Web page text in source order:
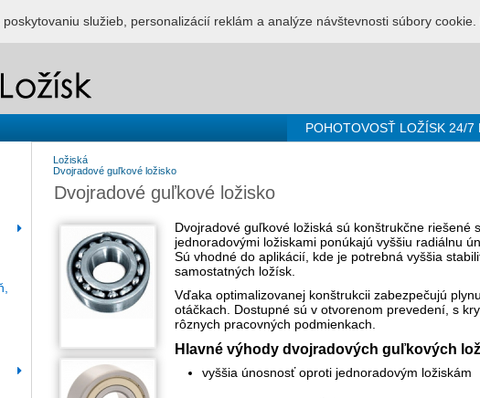
ÚVOD NONSTOP SLUŽBA PRE LOŽISKÁ - 0905 760 392
POHOTOVOSŤ LOŽÍSK 24/
Ložiská
Dvojradové guľkové ložisko
Dvojradové guľkové ložisko
Dvojradové guľkové ložiská sú konštrukčne
jednoradovými ložiskami ponúkajú vyššiu radiálnu
Sú vhodné do aplikácií, kde je potrebná vyššia
samostatných ložísk.
Vďaka optimalizovanej konštrukcii zabezpečujú
otáčkach. Dostupné sú v otvorenom prevedení, s
rôznych pracovných podmienkach.
Hlavné výhody dvojradových guľkových
vyššia únosnosť oproti jednoradovým ložiskám
služieb, personalizácií reklám a analýze návštevnosti súbory